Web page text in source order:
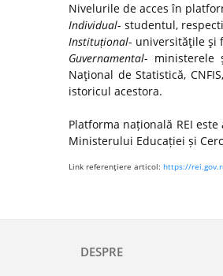
Nivelurile de acces în
Individual- studentul,
Instituțional- universităţile şi
Guvernamental- ministerele
Naţional de Statistică,
istoricul acestora.
Platforma națională REI
Ministerului Educației și
Link referenţiere articol: https://
DESPRE